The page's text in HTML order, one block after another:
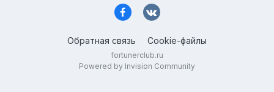
Обратная связь Cookie-файлы
fortunerclub.ru
Powered by Invision Community